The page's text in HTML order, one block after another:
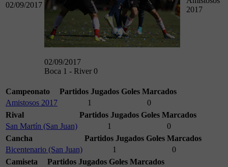
02/09/2017
02/09/2017
Boca 1 - River 0
2017
Campeonato Partidos Jugados Goles Marcados
Amistosos 2017
1
0
Rival
Partidos Jugados Goles Marcados
San Martín (San Juan)
1
0
Cancha
Partidos Jugados Goles Marcados
Bicentenario (San Juan)
1
0
Camiseta
Partidos Jugados Goles Marcados